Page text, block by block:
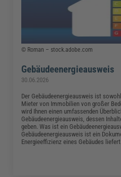
© Roman – stock.adobe.com
Gebäudeenergieausweis
30.06.2026
Der Gebäudeenergieausweis ist
Mieter von Immobilien von großer
wird Ihnen einen umfassenden
Gebäudeenergieausweis, dessen
geben. Was ist ein
Gebäudeenergieausweis ist ein
Energieeffizienz eines Gebäudes liefert.